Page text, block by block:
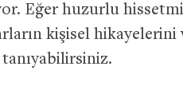
Eğer huzurlu
kişisel